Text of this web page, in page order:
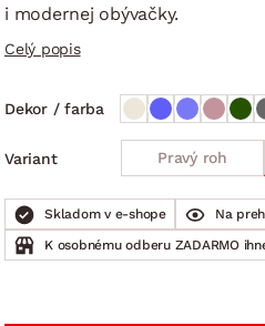
ZÁHRADNÉ
i modernej obývačky.
Celý popis
Dekor / farba
Variant Pravý roh
Skladom v e-shope Na
K osobnému odberu ZADARMO